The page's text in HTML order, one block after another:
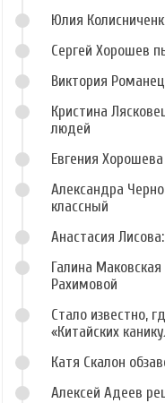
Юлия
Сергей Хорошев
Виктория
Кристина
людей
Евгения
Александра
классный
Анастасия
Галина
Рахимовой
Стало известно,
«Китайских
Катя Скалон
Алексей Адеев